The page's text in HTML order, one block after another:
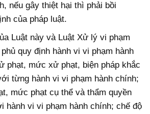
nếu gây thiệt hại thì phải bồi
của pháp luật.
Luật này và Luật Xử lý vi phạm
quy định hành vi vi phạm hành
phạt, mức xử phạt, biện pháp khắc
từng hành vi vi phạm hành chính;
mức phạt cụ thể và thẩm quyền
hành vi vi phạm hành chính; chế độ